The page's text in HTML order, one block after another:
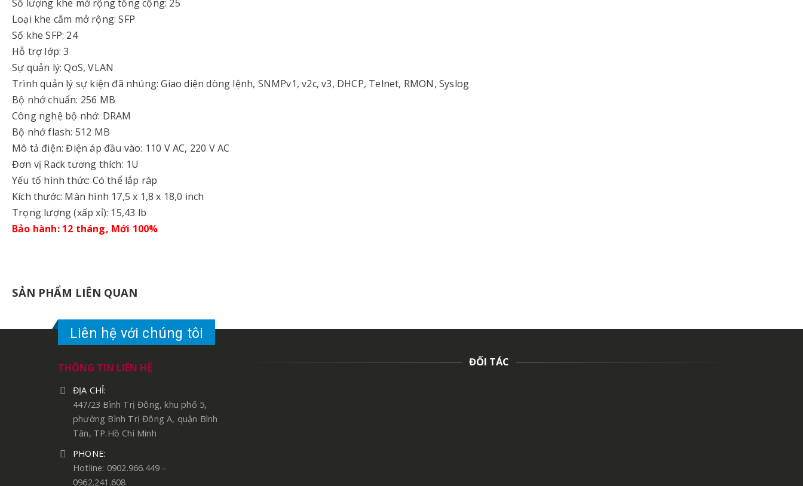
Số lượng khe mở rộng tổng cộng: 25
Loại khe cắm mở rộng: SFP
Số khe SFP: 24
Hỗ trợ lớp: 3
Sự quản lý: QoS, VLAN
Trình quản lý sự kiện đã nhúng: Giao diện dòng lệnh, SNMPv1, v2c, v3, DHCP, Telnet, RMON, Syslog
Bộ nhớ chuẩn: 256 MB
Công nghệ bộ nhớ: DRAM
Bộ nhớ flash: 512 MB
Mô tả điện: Điện áp đầu vào: 110 V AC, 220 V AC
Đơn vị Rack tương thích: 1U
Yếu tố hình thức: Có thể lắp ráp
Kích thước: Màn hình 17,5 x 1,8 x 18,0 inch
Trọng lượng (xấp xỉ): 15,43 lb
Bảo hành: 12 tháng, Mới 100%
SẢN PHẨM LIÊN QUAN
Liên hệ với chúng tôi
THÔNG TIN LIÊN HỆ
ĐỊA CHỈ:
447/23 Bình Trị Đông, khu phố 5,
phường Bình Trị Đông A, quận Bình
Tân, TP.Hồ Chí Minh
PHONE:
Hotline: 0902.966.449 –
0962.241.608
ĐỐI TÁC